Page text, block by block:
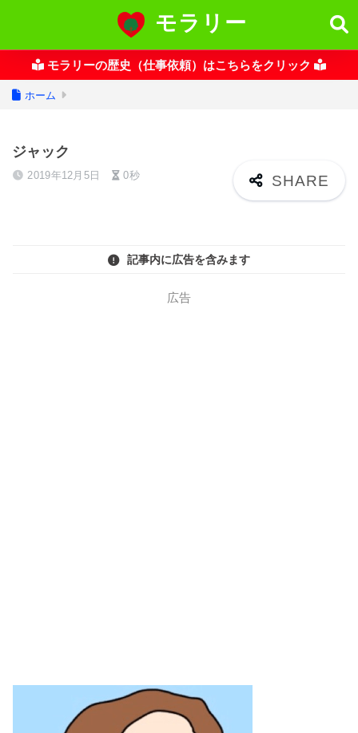
モラリー
モラリーの歴史（仕事依頼）はこちらをクリック
ホーム
ジャック
2019年12月5日 0秒
記事内に広告を含みます
広告